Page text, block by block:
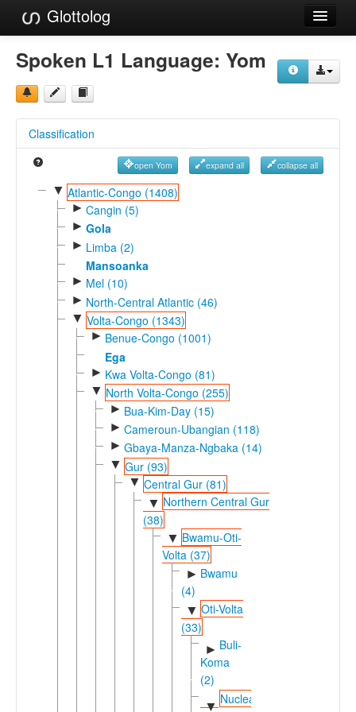
Glottolog
Languages
Families
References
Reference Search
GlottoScope
Spoken L1 Language: Yom
Classification
open Yom expand all collapse all
▼ Atlantic-Congo (1408)
► Cangin (5)
► Gola
► Limba (2)
Mansoanka
► Mel (10)
► North-Central Atlantic (46)
▼ Volta-Congo (1343)
► Benue-Congo (1001)
Ega
► Kwa Volta-Congo (81)
▼ North Volta-Congo (255)
► Bua-Kim-Day (15)
► Cameroun-Ubangian (118)
► Gbaya-Manza-Ngbaka (14)
▼ Gur (93)
▼ Central Gur (81)
▼ Northern Central Gur
(38)
▼ Bwamu-Oti-
Volta (37)
► Bwamu
(4)
▼ Oti-Volta
(33)
► Buli-
Koma
(2)
▼
Nuclear